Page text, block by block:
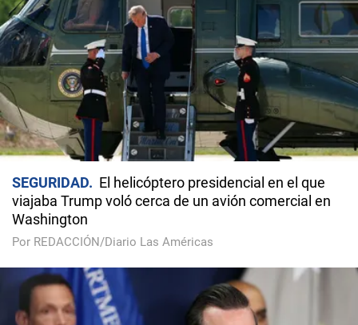
SEGURIDAD
El helicóptero presidencial en el que
viajaba Trump voló cerca de un avión comercial en
Washington
Por REDACCIÓN/Diario Las Américas